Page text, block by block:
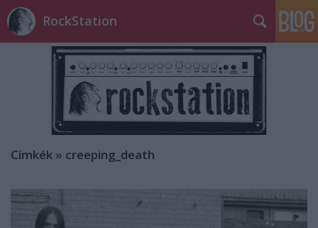
RockStation
Címkék » creeping_death